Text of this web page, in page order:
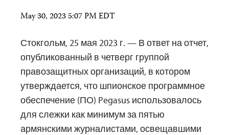
May 30, 2023 5:07 PM EDT
Стокгольм, 25 мая 2023 г. — В ответ на отчет,
опубликованный в четверг группой
правозащитных организаций, в котором
утверждается, что шпионское программное
обеспечение (ПО) Pegasus использовалось
для слежки как минимум за пятью
армянскими журналистами, освещавшими